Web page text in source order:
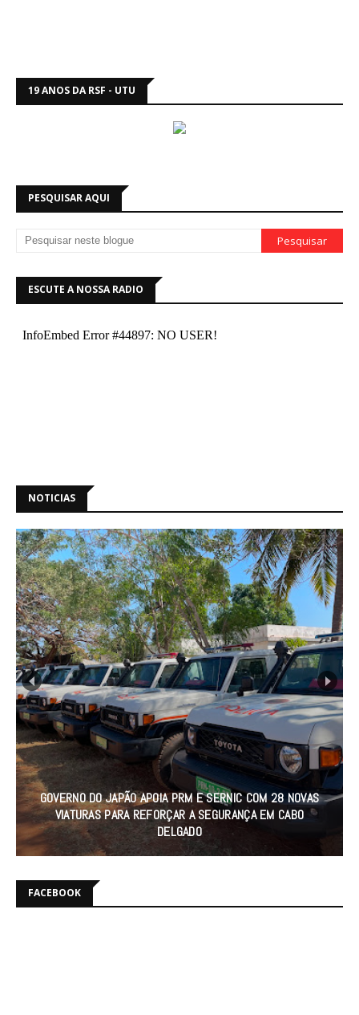
19 ANOS DA RSF - UTU
PESQUISAR AQUI
ESCUTE A NOSSA RADIO
NOTICIAS
GOVERNO DO JAPÃO APOIA PRM E SERNIC COM 28 NOVAS
VIATURAS PARA REFORÇAR A SEGURANÇA EM CABO
DELGADO
FACEBOOK